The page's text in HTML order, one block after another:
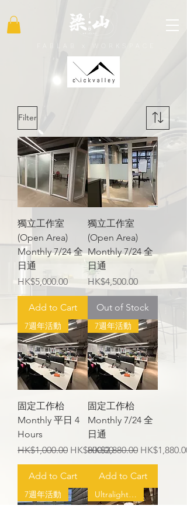
Filter
獨立工作室
(Open Area)
Monthly 7/24 全
日通
Price
HK$5,000.00
Add to Cart
獨立工作室
(Open Area)
Monthly 7/24 全
日通
Price
HK$4,500.00
Out of Stock
7週年活動
固定工作枱
Monthly 平日 4
Hours
Regular Price
HK$1,000.00 Sale Price
HK$800.00
Add to Cart
7週年活動
固定工作枱
Monthly 7/24 全
日通
Regular Price
HK$2,880.00 Sale Price
HK$1,880.00
Add to Cart
7週年活動 Ultralight Shield